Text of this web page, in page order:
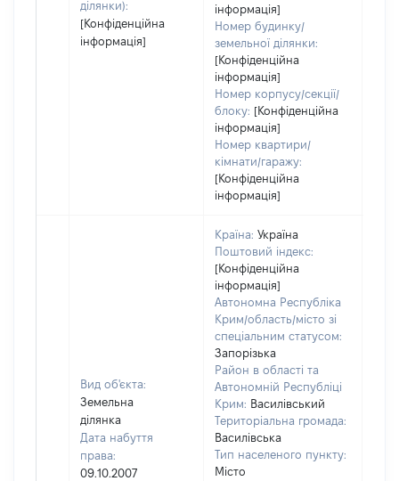
ділянки):
[Конфіденційна
інформація]
інформація]
Номер будинку/
земельної ділянки:
[Конфіденційна
інформація]
Номер корпусу/секції/
блоку: [Конфіденційна
інформація]
Номер квартири/
кімнати/гаражу:
[Конфіденційна
інформація]
Вид об'єкта:
Земельна
ділянка
Дата набуття
права:
09.10.2007
Країна: Україна
Поштовий індекс:
[Конфіденційна
інформація]
Автономна Республіка
Крим/область/місто зі
спеціальним статусом:
Запорізька
Район в області та
Автономній Республіці
Крим: Василівський
Територіальна громада:
Василівська
Тип населеного пункту:
Місто